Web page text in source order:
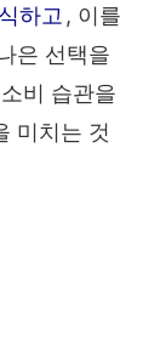
하고 , 이를
은 선택을
비 습관을
미치는 것